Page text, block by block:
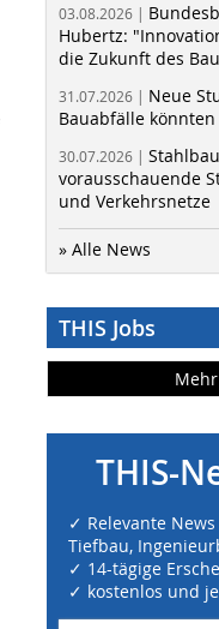
03.08.2026 |
Hubertz:
die Zukunft des
31.07.2026 | Neue
Bauabfälle
30.07.2026 |
vorausschauende
und Verkehrsnetze
» Alle News
THIS Jobs
THIS-
✓ Relevante
Tiefbau,
✓ 14-tägige
✓ kostenlos und